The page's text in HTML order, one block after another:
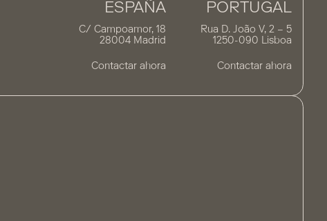
ESPAÑA
C/ Campoamor, 18
28004 Madrid
Contactar ahora
PORTUGAL
Rua D. João V, 2 – 5
1250-090 Lisboa
Contactar ahora